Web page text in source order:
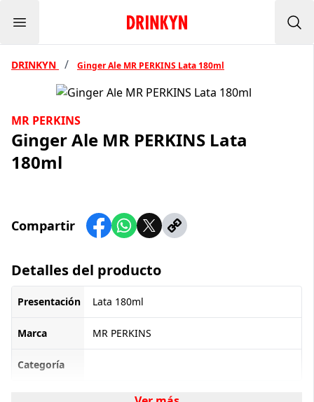
Menu Inicio Drinkyn
DRINKYN / Ginger Ale MR PERKINS Lata 180ml
MR PERKINS
Ginger Ale MR PERKINS Lata
180ml
Compartir
Detalles del producto
Presentación Lata 180ml
Marca MR PERKINS
Categoría